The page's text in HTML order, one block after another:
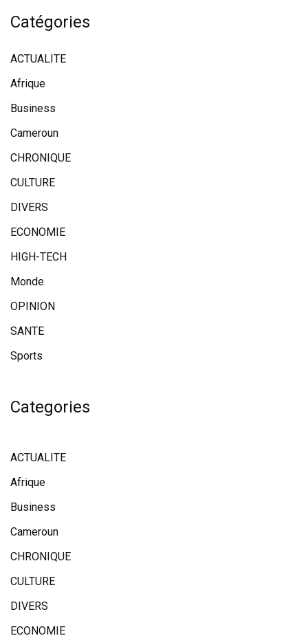
Catégories
ACTUALITE
Afrique
Business
Cameroun
CHRONIQUE
CULTURE
DIVERS
ECONOMIE
HIGH-TECH
Monde
OPINION
SANTE
Sports
Categories
ACTUALITE
Afrique
Business
Cameroun
CHRONIQUE
CULTURE
DIVERS
ECONOMIE